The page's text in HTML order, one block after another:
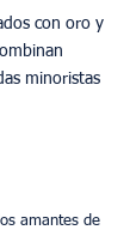
con oro y
minoristas
amantes de